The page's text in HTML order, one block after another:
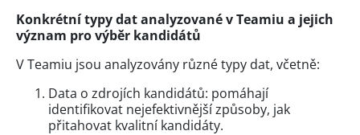
Konkrétní typy dat analyzované v Teamiu a jejich
význam pro výběr kandidátů
V Teamiu jsou analyzovány různé typy dat, včetně:
Data o zdrojích kandidátů: pomáhají
identifikovat nejefektivnější způsoby, jak
přitahovat kvalitní kandidáty.